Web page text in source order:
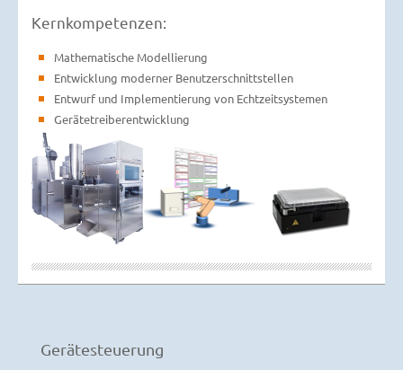
Kernkompetenzen:
Mathematische Modellierung
Entwicklung moderner Benutzerschnittstellen
Entwurf und Implementierung von Echtzeitsystemen
Gerätetreiberentwicklung
Gerätesteuerung